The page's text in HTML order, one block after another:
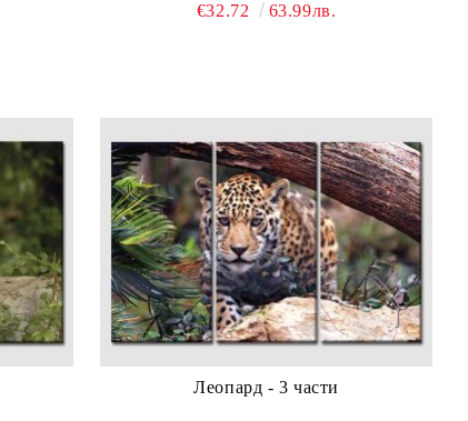
€32.72 63.99лв.
Леопард - 3 части